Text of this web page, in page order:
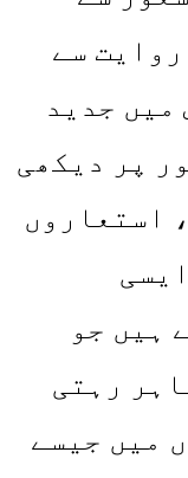
سے
میں جدید
پر دیکھی
استعاروں
ہیں جو
رہتی
میں جیسے